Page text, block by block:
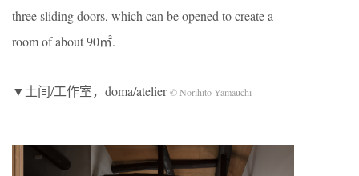
three sliding doors, which can be opened to create a
room of about 90㎡.
▼土间/工作室，doma/atelier© Norihito Yamauchi